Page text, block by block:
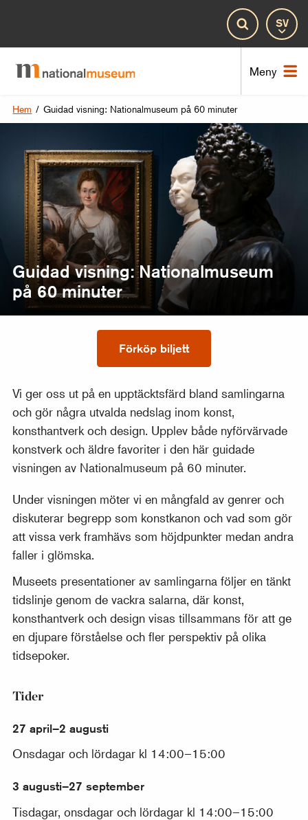
Meny
Sök
Hem / Guidad visning: Nationalmuseum på 60 minuter
Guidad visning: Nationalmuseum
på 60 minuter
Förköp biljett
Vi ger oss ut på en upptäcktsfärd bland samlingarna
och gör några utvalda nedslag inom konst,
konsthantverk och design. Upplev både nyförvärvade
konstverk och äldre favoriter i den här guidade
visningen av Nationalmuseum på 60 minuter.
Under visningen möter vi en mångfald av genrer och
diskuterar begrepp som konstkanon och vad som gör
att vissa verk framhävs som höjdpunkter medan andra
faller i glömska.
Museets presentationer av samlingarna följer en tänkt
tidslinje genom de vackra salarna, där konst,
konsthantverk och design visas tillsammans för att ge
en djupare förståelse och fler perspektiv på olika
tidsepoker.
Tider
27 april–2 augusti
Onsdagar och lördagar kl 14:00–15:00
3 augusti–27 september
Tisdagar, onsdagar och lördagar kl 14:00–15:00